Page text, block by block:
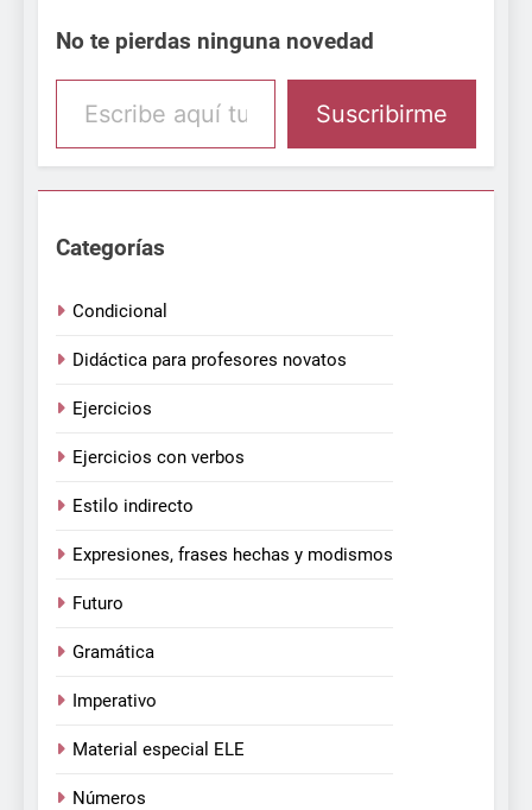
No te pierdas ninguna novedad
Escribe aquí tu email
Suscribirme
Categorías
Condicional
Didáctica para profesores novatos
Ejercicios
Ejercicios con verbos
Estilo indirecto
Expresiones, frases hechas y modismos
Futuro
Gramática
Imperativo
Material especial ELE
Números